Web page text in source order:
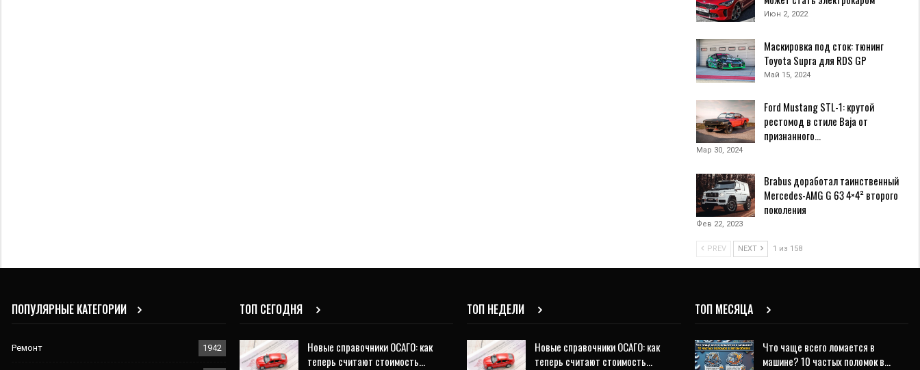
Июн 2, 2022
Маскировка под сток: тюнинг
Toyota Supra для RDS GP
Май 15, 2024
Ford Mustang STL-1: крутой
рестомод в стиле Baja от
признанного…
Мар 30, 2024
Brabus доработал таинственный
Mercedes-AMG G 63 4×4² второго
поколения
Фев 22, 2023
PREV NEXT 1 из 158
ПОПУЛЯРНЫЕ КАТЕГОРИИ
Ремонт 1942
ТОП СЕГОДНЯ
Новые справочники ОСАГО: как
теперь считают стоимость…
ТОП НЕДЕЛИ
Новые справочники ОСАГО: как
теперь считают стоимость…
ТОП МЕСЯЦА
Что чаще всего ломается в
машине? 10 частых поломок в…